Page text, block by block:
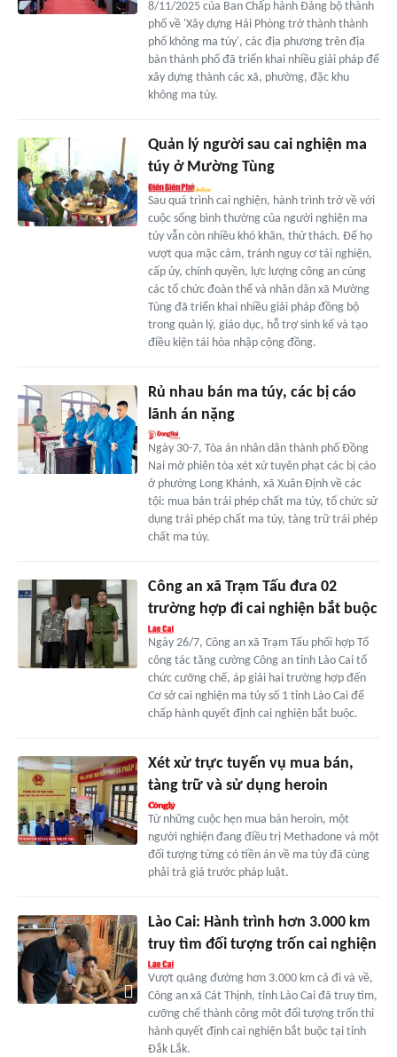
8/11/2025 của Ban Chấp hành Đảng bộ thành
phố về 'Xây dựng Hải Phòng trở thành thành
phố không ma túy', các địa phương trên địa
bàn thành phố đã triển khai nhiều giải pháp để
xây dựng thành các xã, phường, đặc khu
không ma túy.
Quản lý người sau cai nghiện ma
túy ở Mường Tùng
Sau quá trình cai nghiện, hành trình trở về với
cuộc sống bình thường của người nghiện ma
túy vẫn còn nhiều khó khăn, thử thách. Để họ
vượt qua mặc cảm, tránh nguy cơ tái nghiện,
cấp ủy, chính quyền, lực lượng công an cùng
các tổ chức đoàn thể và nhân dân xã Mường
Tùng đã triển khai nhiều giải pháp đồng bộ
trong quản lý, giáo dục, hỗ trợ sinh kế và tạo
điều kiện tái hòa nhập cộng đồng.
Rủ nhau bán ma túy, các bị cáo
lãnh án nặng
Ngày 30-7, Tòa án nhân dân thành phố Đồng
Nai mở phiên tòa xét xử tuyên phạt các bị cáo
ở phường Long Khánh, xã Xuân Định về các
tội: mua bán trái phép chất ma túy, tổ chức sử
dụng trái phép chất ma túy, tàng trữ trái phép
chất ma túy.
Công an xã Trạm Tấu đưa 02
trường hợp đi cai nghiện bắt buộc
Ngày 26/7, Công an xã Trạm Tấu phối hợp Tổ
công tác tăng cường Công an tỉnh Lào Cai tổ
chức cưỡng chế, áp giải hai trường hợp đến
Cơ sở cai nghiện ma túy số 1 tỉnh Lào Cai để
chấp hành quyết định cai nghiện bắt buộc.
Xét xử trực tuyến vụ mua bán,
tàng trữ và sử dụng heroin
Từ những cuộc hẹn mua bán heroin, một
người nghiện đang điều trị Methadone và một
đối tượng từng có tiền án về ma túy đã cùng
phải trả giá trước pháp luật.
Lào Cai: Hành trình hơn 3.000 km
truy tìm đối tượng trốn cai nghiện
Vượt quãng đường hơn 3.000 km cả đi và về,
Công an xã Cát Thịnh, tỉnh Lào Cai đã truy tìm,
cưỡng chế thành công một đối tượng trốn thi
hành quyết định cai nghiện bắt buộc tại tỉnh
Đắk Lắk.